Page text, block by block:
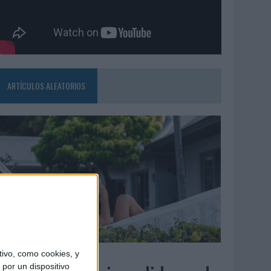
como cookies, y
un dispositivo
ARTÍCULOS ALEATORIOS
08/2026